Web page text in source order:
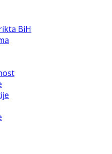
BiH